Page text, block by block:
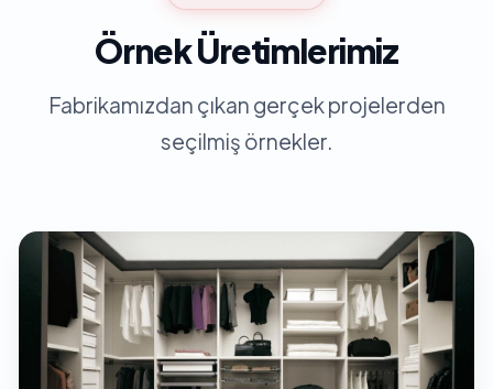
Örnek Üretimlerimiz
Fabrikamızdan çıkan gerçek projelerden
seçilmiş örnekler.